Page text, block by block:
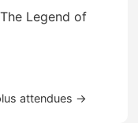
Legend of
attendues →